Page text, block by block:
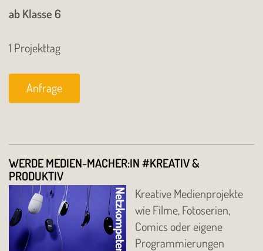
ab Klasse 6
1 Projekttag
Anfrage
WERDE MEDIEN-MACHER:IN #KREATIV &
PRODUKTIV
Kreative Medienprojekte
wie Filme, Fotoserien,
Comics oder eigene
Programmierungen